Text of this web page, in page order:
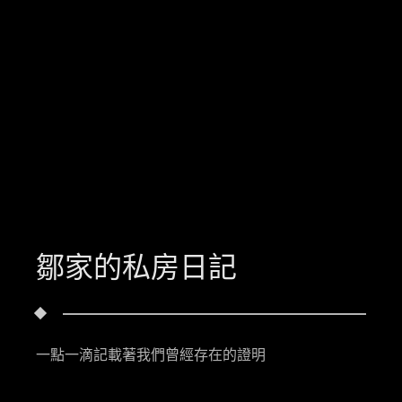
鄒家的私房日記
一點一滴記載著我們曾經存在的證明